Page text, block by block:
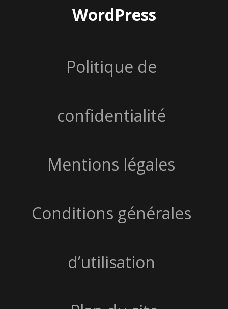
WordPress
Politique de
confidentialité
Mentions légales
Conditions générales
d’utilisation